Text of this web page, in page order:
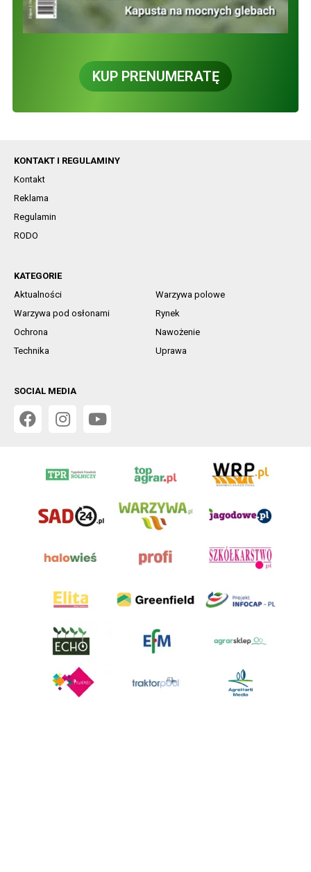
KUP PRENUMERATĘ
KONTAKT I REGULAMINY
Kontakt
Reklama
Regulamin
RODO
KATEGORIE
Aktualności
Warzywa polowe
Warzywa pod osłonami
Rynek
Ochrona
Nawożenie
Technika
Uprawa
SOCIAL MEDIA